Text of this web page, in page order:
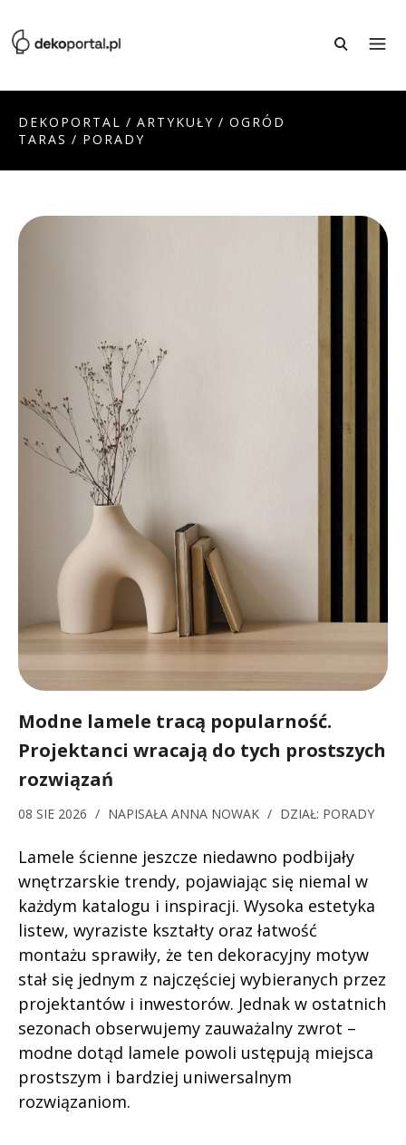
DEKOPORTAL / ARTYKUŁY / OGRÓD
TARAS / PORADY
Modne lamele tracą popularność.
Projektanci wracają do tych prostszych
rozwiązań
08 SIE 2026 / NAPISAŁA ANNA NOWAK / DZIAŁ: PORADY
Lamele ścienne jeszcze niedawno podbijały
wnętrzarskie trendy, pojawiając się niemal w
każdym katalogu i inspiracji. Wysoka estetyka
listew, wyraziste kształty oraz łatwość
montażu sprawiły, że ten dekoracyjny motyw
stał się jednym z najczęściej wybieranych przez
projektantów i inwestorów. Jednak w ostatnich
sezonach obserwujemy zauważalny zwrot –
modne dotąd lamele powoli ustępują miejsca
prostszym i bardziej uniwersalnym
rozwiązaniom.